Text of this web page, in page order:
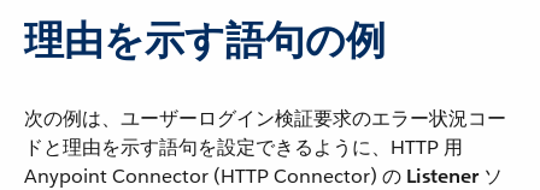
理由を示す語句の例
次の例は、ユーザーログイン検証要求のエラー状況コー
ドと理由を示す語句を設定できるように、HTTP 用
Anypoint Connector (HTTP Connector) の ​ Listener​ ソ